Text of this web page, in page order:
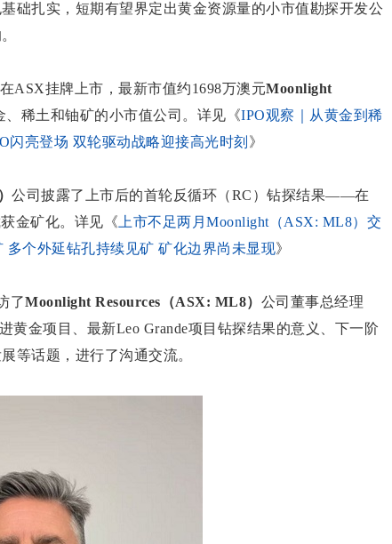
础扎实，短期有望界定出黄金资源量的小市值勘探开发公
ASX挂牌上市，最新市值约1698万澳元Moonlight
、稀土和铀矿的小市值公司。详见《IPO观察｜从黄金到稀
闪亮登场 双轮驱动战略迎接高光时刻 》
公司披露了上市后的首轮反循环（RC）钻探结果——在
金矿化。详见《 上市不足两月Moonlight（ASX: ML8）交
多个外延钻孔持续见矿 矿化边界尚未显现》
了Moonlight Resources（ASX: ML8） 公司董事总经理
黄金项目、最新Leo Grande项目钻探结果的意义、下一阶
等话题，进行了沟通交流。